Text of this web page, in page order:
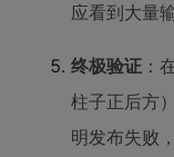
应看到大量
终极验证 ：
柱子正后方
明发布失败